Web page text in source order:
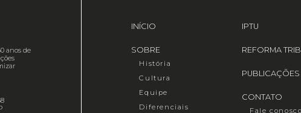
anos de
INÍCIO
SOBRE
História
Cultura
Equipe
Diferenciais
IPTU
REFORMA
PUBLICAÇÕES
CONTATO
Fale conosco